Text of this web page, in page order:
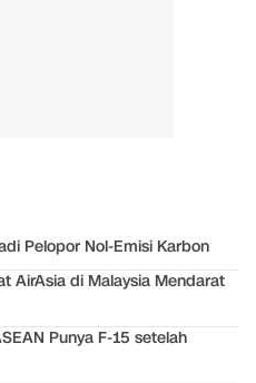
Pelopor Nol-Emisi Karbon
AirAsia di Malaysia Mendarat
Punya F-15 setelah